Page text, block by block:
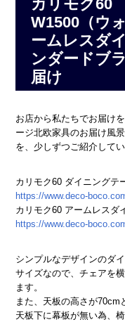
カリモク60
W1500（ウ
ームレスダ
ンダードブ
届け
お店から私たちでお届け
ージ北欧家具のお届け風
を、少しずつご紹介してい
カリモク60 ダイニングテ
https://www.deco-
カリモク60 アームレスダ
https://www.deco-
シンプルなデザインのダ
サイズなので、チェアを
ます。
また、天板の高さが70cm
天板下に幕板が無い為、